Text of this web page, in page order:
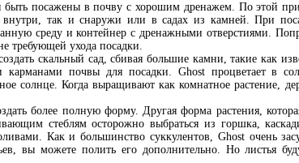
посажены в почву с хорошим дренажем. По этой
так и снаружи или в садах из камней. При
среду и контейнер с дренажными отверстиями.
требующей ухода посадки.
скальный сад, сбивая большие камни, такие как
почвы для посадки. Ghost процветает в
солнце. Когда выращивают как комнатное растение,
более полную форму. Другая форма растения,
стеблям осторожно выбраться из горшка,
Как и большинство суккулентов, Ghost очень
вы можете полить его дополнительно. Но листья